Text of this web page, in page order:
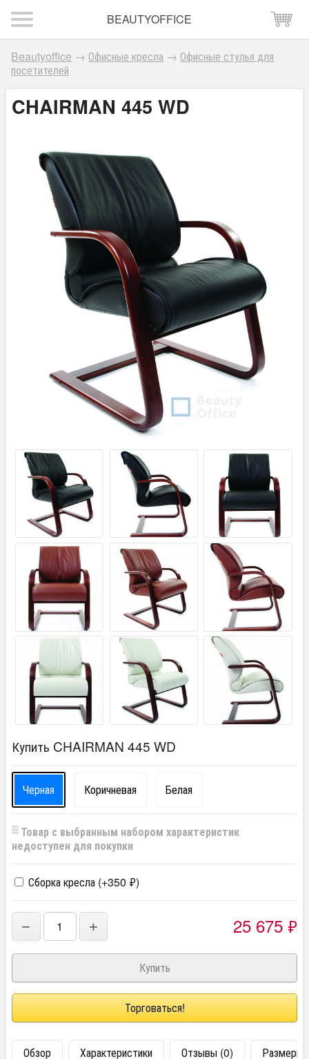
BEAUTYOFFICE
Beautyoffice → Офисные кресла → Офисные стулья для
посетителей
CHAIRMAN 445 WD
Купить CHAIRMAN 445 WD
Черная Коричневая Белая
Товар с выбранным набором характеристик
недоступен для покупки
Сборка кресла (+350 ₽)
− + 25 675 ₽
Торговаться!
Обзор Характеристики Отзывы (0) Размеры